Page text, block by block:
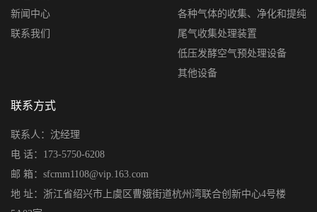
新闻中心
联系我们
各种气体的收集、净化和提纯
尾气收集处理装置
低压发酵空气预处理设备
其他设备
联系方式
联系人：沈经理
电 话：173-5750-6208
邮 箱：sfcmm1108@vip.163.com
地 址：浙江省绍兴市上虞区曹娥街道杭州湾联合创新中心4号楼